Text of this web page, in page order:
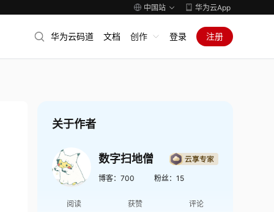
中国站 华为云App
华为云码道 文档 创作 登录 注册
关于作者
数字扫地僧
博客： 700 粉丝： 15
阅读 获赞 评论